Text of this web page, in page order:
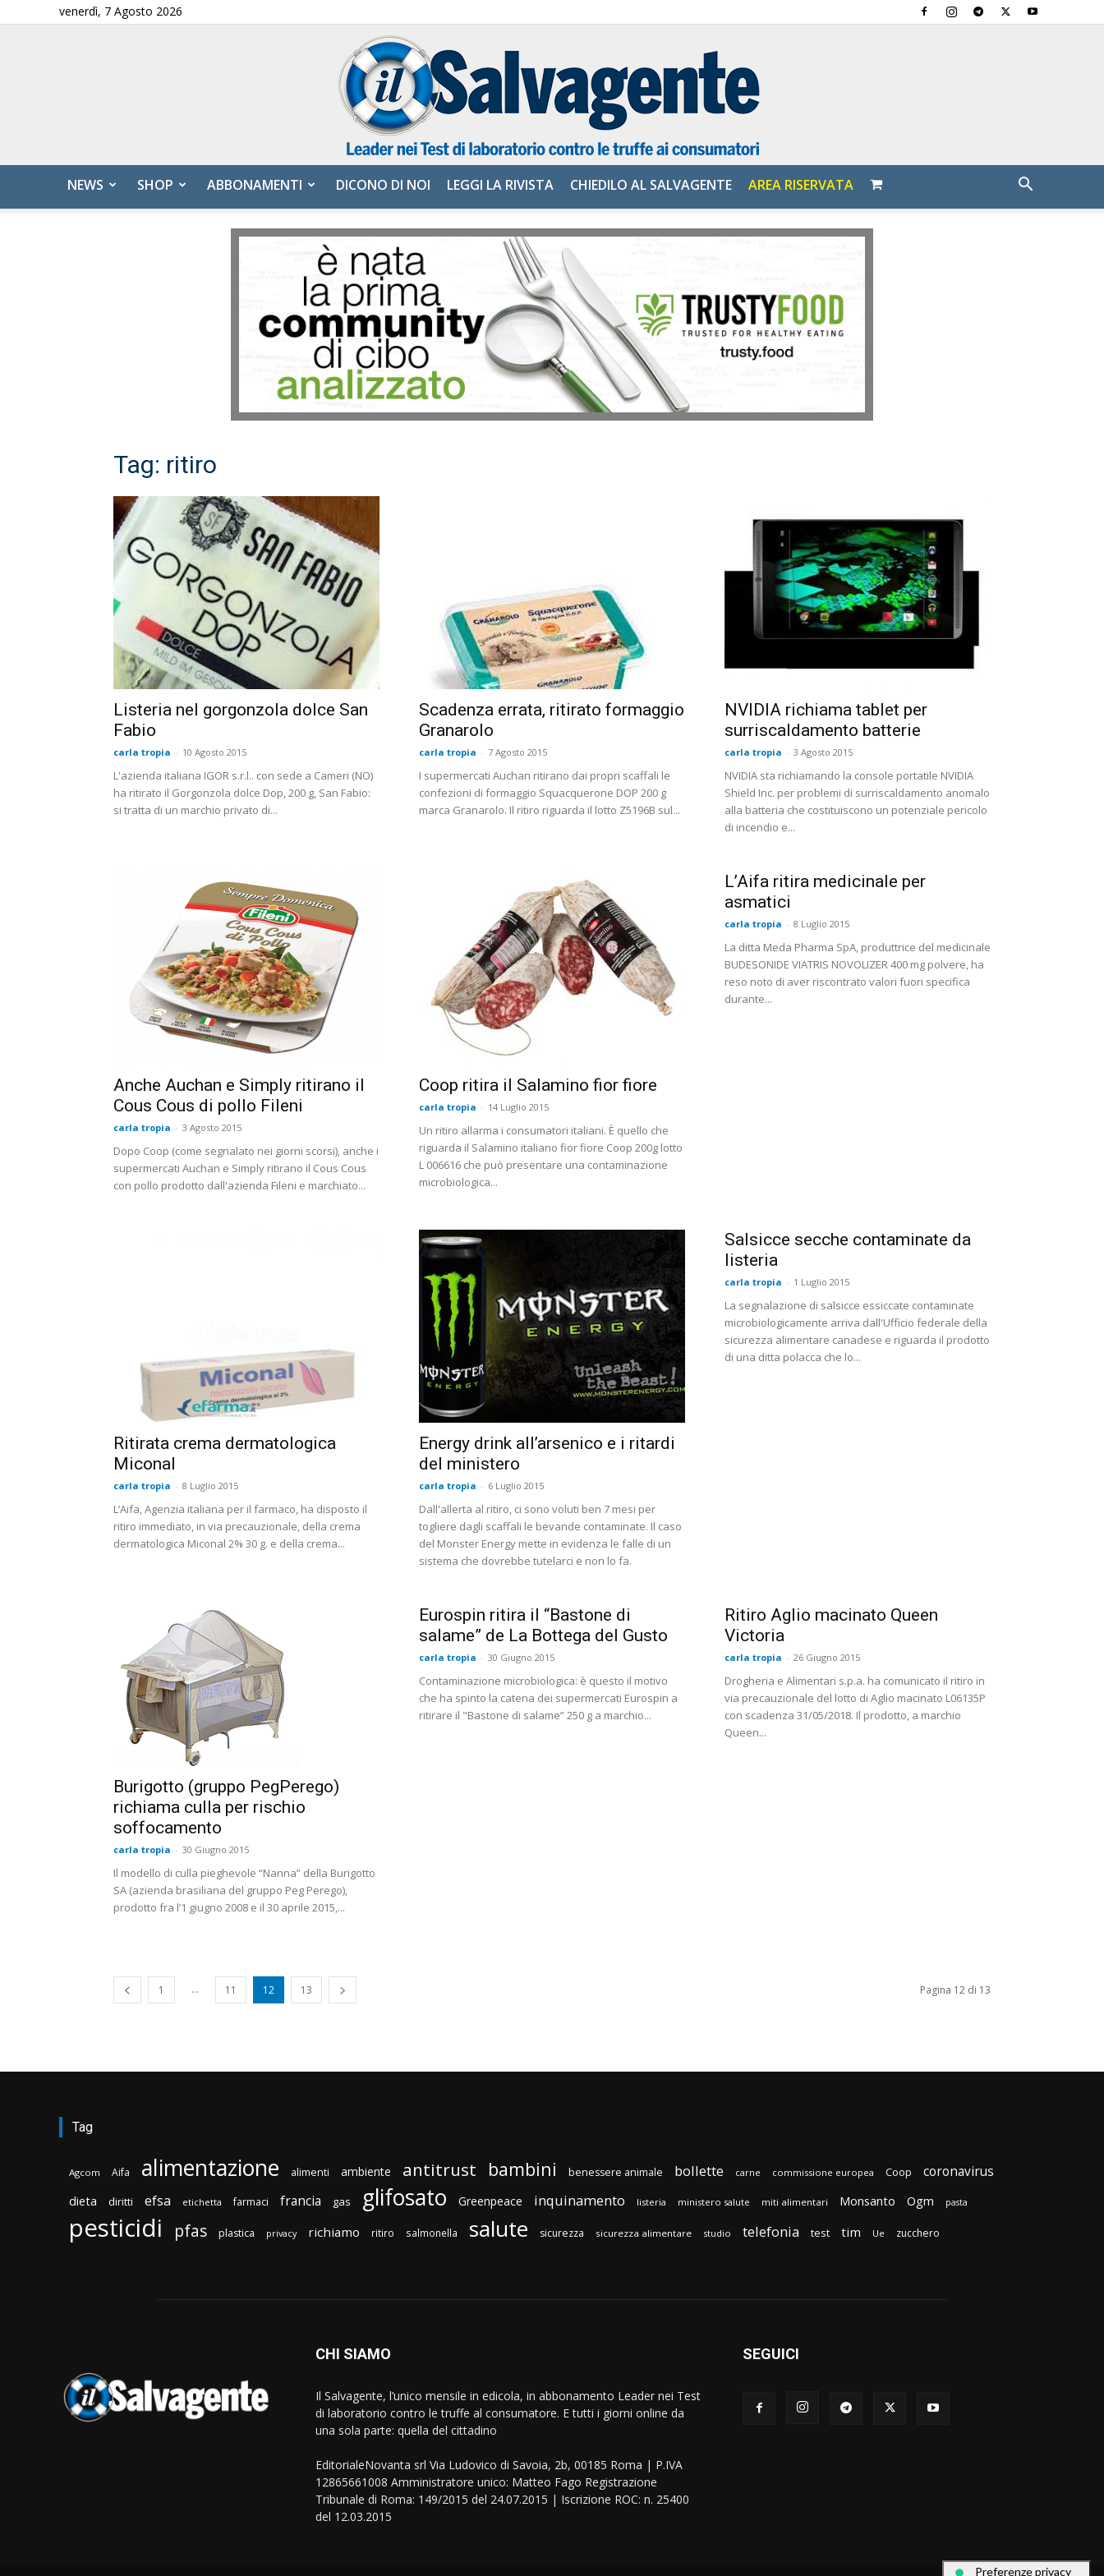
venerdì, 7 Agosto 2026
Salvagente
NEWS SHOP ABBONAMENTI DICONO DI NOI LEGGI LA RIVISTA CHIEDILO AL SALVAGENTE AREA RISERVATA
Tag: ritiro
Listeria nel gorgonzola dolce San
Fabio
carla tropia - 10 Agosto 2015
L'azienda italiana IGOR s.r.l.. con sede a Cameri (NO)
ha ritirato il Gorgonzola dolce Dop, 200 g, San Fabio:
si tratta di un marchio privato di...
Scadenza errata, ritirato formaggio
Granarolo
carla tropia - 7 Agosto 2015
I supermercati Auchan ritirano dai propri scaffali le
confezioni di formaggio Squacquerone DOP 200 g
marca Granarolo. Il ritiro riguarda il lotto Z5196B sul...
NVIDIA richiama tablet per
surriscaldamento batterie
carla tropia - 3 Agosto 2015
NVIDIA sta richiamando la console portatile NVIDIA
Shield Inc. per problemi di surriscaldamento anomalo
alla batteria che costituiscono un potenziale pericolo
di incendio e...
Anche Auchan e Simply ritirano il
Cous Cous di pollo Fileni
carla tropia - 3 Agosto 2015
Dopo Coop (come segnalato nei giorni scorsi), anche i
supermercati Auchan e Simply ritirano il Cous Cous
con pollo prodotto dall'azienda Fileni e marchiato...
Coop ritira il Salamino fior fiore
carla tropia - 14 Luglio 2015
Un ritiro allarma i consumatori italiani. È quello che
riguarda il Salamino italiano fior fiore Coop 200g lotto
L 006616 che può presentare una contaminazione
microbiologica...
L’Aifa ritira medicinale per
asmatici
carla tropia - 8 Luglio 2015
La ditta Meda Pharma SpA, produttrice del medicinale
BUDESONIDE VIATRIS NOVOLIZER 400 mg polvere, ha
reso noto di aver riscontrato valori fuori specifica
durante...
Ritirata crema dermatologica
Miconal
carla tropia - 8 Luglio 2015
L’Aifa, Agenzia italiana per il farmaco, ha disposto il
ritiro immediato, in via precauzionale, della crema
dermatologica Miconal 2% 30 g. e della crema...
Energy drink all’arsenico e i ritardi
del ministero
carla tropia - 6 Luglio 2015
Dall'allerta al ritiro, ci sono voluti ben 7 mesi per
togliere dagli scaffali le bevande contaminate. Il caso
del Monster Energy mette in evidenza le falle di un
sistema che dovrebbe tutelarci e non lo fa.
Salsicce secche contaminate da
listeria
carla tropia - 1 Luglio 2015
La segnalazione di salsicce essiccate contaminate
microbiologicamente arriva dall'Ufficio federale della
sicurezza alimentare canadese e riguarda il prodotto
di una ditta polacca che lo...
Burigotto (gruppo PegPerego)
richiama culla per rischio
soffocamento
carla tropia - 30 Giugno 2015
Il modello di culla pieghevole “Nanna” della Burigotto
SA (azienda brasiliana del gruppo Peg Perego),
prodotto fra l’1 giugno 2008 e il 30 aprile 2015,...
Eurospin ritira il “Bastone di
salame” de La Bottega del Gusto
carla tropia - 30 Giugno 2015
Contaminazione microbiologica: è questo il motivo
che ha spinto la catena dei supermercati Eurospin a
ritirare il "Bastone di salame” 250 g a marchio...
Ritiro Aglio macinato Queen
Victoria
carla tropia - 26 Giugno 2015
Drogheria e Alimentari s.p.a. ha comunicato il ritiro in
via precauzionale del lotto di Aglio macinato L06135P
con scadenza 31/05/2018. Il prodotto, a marchio
Queen...
1 ... 11 12 13 Pagina 12 di 13
Tag
Agcom Aifa alimentazione alimenti ambiente antitrust bambini benessere animale bollette carne commissione europea Coop coronavirus
dieta diritti efsa etichetta farmaci francia gas glifosato Greenpeace inquinamento listeria ministero salute miti alimentari Monsanto Ogm pasta
pesticidi pfas plastica privacy richiamo ritiro salmonella salute sicurezza sicurezza alimentare studio telefonia test tim Ue zucchero
CHI SIAMO
Il Salvagente, l’unico mensile in edicola, in abbonamento Leader nei Test
di laboratorio contro le truffe al consumatore. E tutti i giorni online da
una sola parte: quella del cittadino
EditorialeNovanta srl Via Ludovico di Savoia, 2b, 00185 Roma | P.IVA
12865661008 Amministratore unico: Matteo Fago Registrazione
Tribunale di Roma: 149/2015 del 24.07.2015 | Iscrizione ROC: n. 25400
del 12.03.2015
SEGUICI